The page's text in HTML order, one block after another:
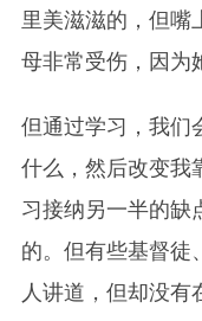
里美滋滋的，但嘴
母非常受伤，因为
但通过学习，我们
什么，然后改变我
习接纳另一半的缺
的。但有些基督徒
人讲道，但却没有